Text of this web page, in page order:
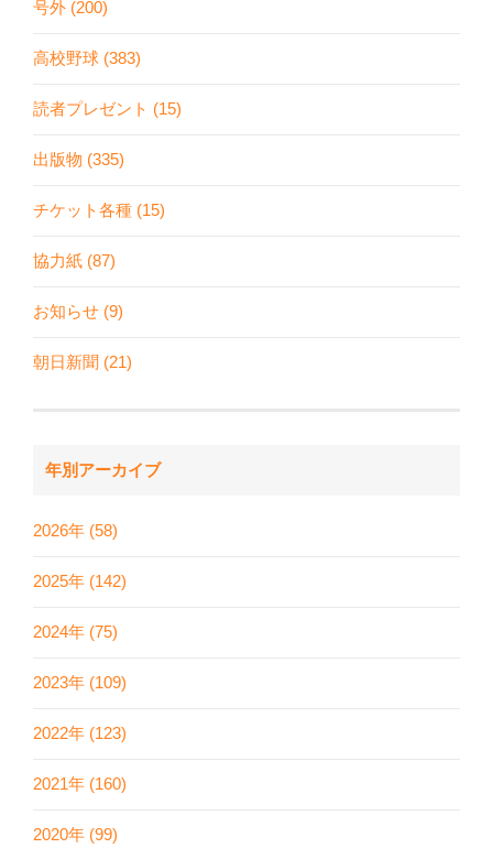
号外 (200)
高校野球 (383)
読者プレゼント (15)
出版物 (335)
チケット各種 (15)
協力紙 (87)
お知らせ (9)
朝日新聞 (21)
年別アーカイブ
2026年 (58)
2025年 (142)
2024年 (75)
2023年 (109)
2022年 (123)
2021年 (160)
2020年 (99)